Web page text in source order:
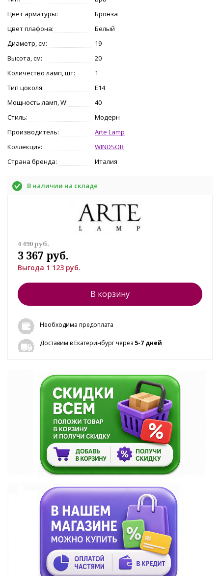
Цвет арматуры:
Бронза
Цвет плафона:
Белый
Диаметр, см:
19
Высота, см:
20
Количество ламп, шт:
1
Тип цоколя:
E14
Мощность ламп, W:
40
Стиль:
Модерн
Производитель:
Arte Lamp
Коллекция:
WINDSOR
Страна бренда:
Италия
В наличии на складе
4 490 руб.
3 367 руб.
Выгода 1 123 руб.
В корзину
Необходима предоплата
Доставим в Екатеринбург через 5-7 дней